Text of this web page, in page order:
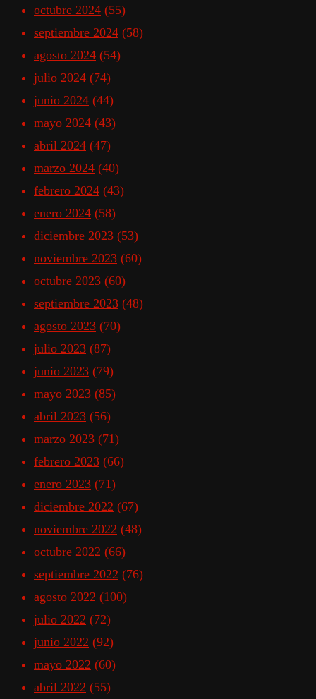
octubre 2024 (55)
septiembre 2024 (58)
agosto 2024 (54)
julio 2024 (74)
junio 2024 (44)
mayo 2024 (43)
abril 2024 (47)
marzo 2024 (40)
febrero 2024 (43)
enero 2024 (58)
diciembre 2023 (53)
noviembre 2023 (60)
octubre 2023 (60)
septiembre 2023 (48)
agosto 2023 (70)
julio 2023 (87)
junio 2023 (79)
mayo 2023 (85)
abril 2023 (56)
marzo 2023 (71)
febrero 2023 (66)
enero 2023 (71)
diciembre 2022 (67)
noviembre 2022 (48)
octubre 2022 (66)
septiembre 2022 (76)
agosto 2022 (100)
julio 2022 (72)
junio 2022 (92)
mayo 2022 (60)
abril 2022 (55)